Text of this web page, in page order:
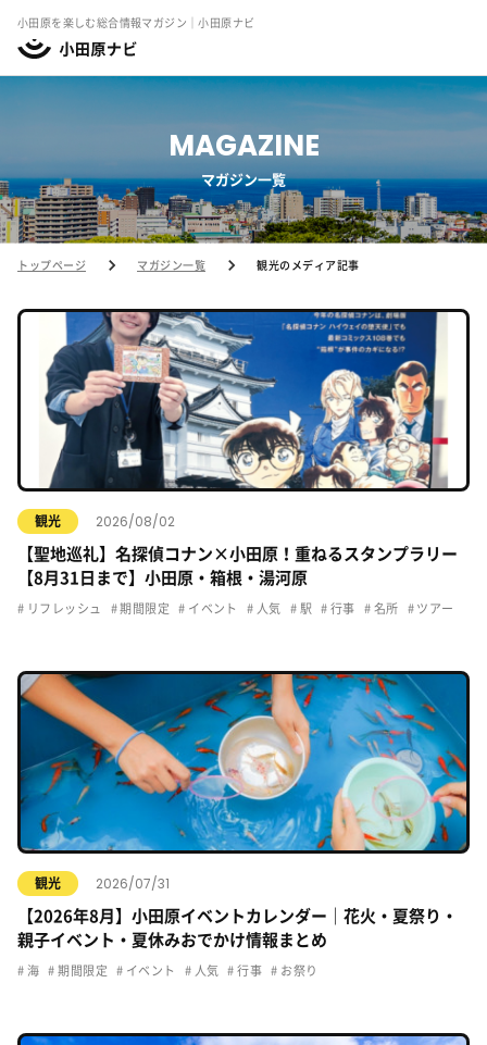
小田原を楽しむ総合情報マガジン｜小田原ナビ
MAGAZINE
マガジン一覧
トップページ マガジン一覧 観光のメディア記事
観光 2026/08/02
【聖地巡礼】名探偵コナン×小田原！重ねるスタンプラリー
【8月31日まで】小田原・箱根・湯河原
リフレッシュ 期間限定 イベント 人気 駅 行事 名所 ツアー
観光 2026/07/31
【2026年8月】小田原イベントカレンダー｜花火・夏祭り・
親子イベント・夏休みおでかけ情報まとめ
海 期間限定 イベント 人気 行事 お祭り